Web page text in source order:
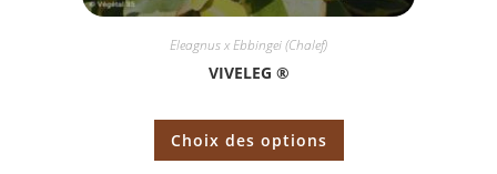
Eleagnus x Ebbingei (Chalef)
VIVELEG ®
Choix des options